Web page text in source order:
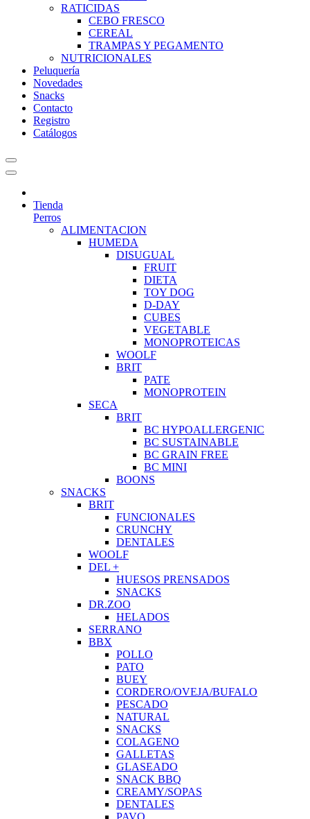
RATICIDAS
CEBO FRESCO
CEREAL
TRAMPAS Y PEGAMENTO
NUTRICIONALES
Peluquería
Novedades
Snacks
Contacto
Registro
Catálogos
Tienda
Perros
ALIMENTACION
HUMEDA
DISUGUAL
FRUIT
DIETA
TOY DOG
D-DAY
CUBES
VEGETABLE
MONOPROTEICAS
WOOLF
BRIT
PATE
MONOPROTEIN
SECA
BRIT
BC HYPOALLERGENIC
BC SUSTAINABLE
BC GRAIN FREE
BC MINI
BOONS
SNACKS
BRIT
FUNCIONALES
CRUNCHY
DENTALES
WOOLF
DEL +
HUESOS PRENSADOS
SNACKS
DR.ZOO
HELADOS
SERRANO
BBX
POLLO
PATO
BUEY
CORDERO/OVEJA/BUFALO
PESCADO
NATURAL
SNACKS
COLAGENO
GALLETAS
GLASEADO
SNACK BBQ
CREAMY/SOPAS
DENTALES
PAVO